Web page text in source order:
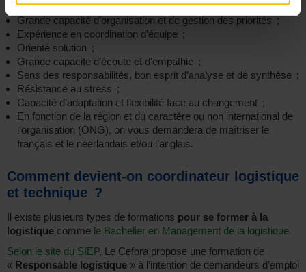
Capacité rédactionnelle ;
Grande capacité d’organisation et de gestion des priorités ;
Expérience en coordination d’équipe ;
Orienté solution ;
Grande capacité d’écoute et d’empathie ;
Sens des responsabilités, bon esprit d’analyse et de synthèse ;
Résistance au stress ;
Capacité d’adaptation et flexibilité face au changement ;
En fonction de la région et du caractère ou non international de
l’organisation (ONG), on vous demandera de maîtriser le
français et le néerlandais et/ou l’anglais.
Comment devient-on coordinateur logistique
et technique ?
Il existe plusieurs types de formations pour se former à la
logistique comme le Bachelier en Management de la logistique.
Selon le site du SIEP, Le Cefora propose une formation de
« Responsable logistique » à l’intention de demandeurs d’emploi